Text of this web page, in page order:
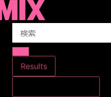
Search
Results